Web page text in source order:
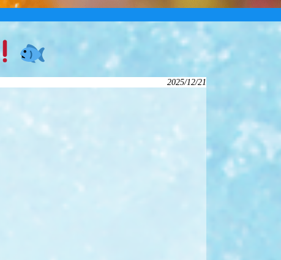
2025/12/21